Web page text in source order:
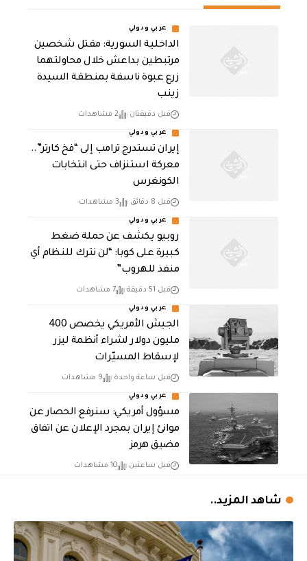
عربي ودولي
الداخلية السورية: مقتل شخصين
مرتبطين بداعش خلال محاولتهما
زرع عبوة ناسفة بمنطقة السيدة
زينب
قبل دقيقتان 2 مشاهدات
عربي ودولي
إيران تستدرج ترامب إلى “فخ كارتر”..
معركة استنزاف حتى انتخابات
الكونغرس
قبل 8 دقائق 3 مشاهدات
عربي ودولي
روبيو يكشف عن حملة ضغط
كبيرة على كوبا: “لن نترك للنظام أي
منفذ للهروب”
قبل 51 دقيقة 7 مشاهدات
عربي ودولي
الجيش الأمريكي يخصص 400
مليون دولار لشراء أنظمة ليزر
لإسقاط المسيّرات
قبل ساعة واحدة 9 مشاهدات
عربي ودولي
مسؤول أمريكي: سنرفع الحصار عن
موانئ إيران بمجرد الإعلان عن اتفاق
مضيق هرمز
قبل ساعتين 10 مشاهدات
شاهد المزيد..